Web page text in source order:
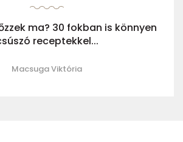
ma? 30 fokban is könnyen
receptekkel...
Macsuga Viktória